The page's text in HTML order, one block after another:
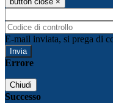
E-mail inviata, si prega di
Errore
Chiudi
Successo